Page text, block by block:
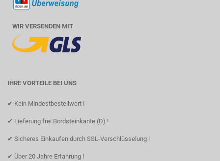
WIR VERSENDEN MIT
IHRE VORTEILE BEI UNS
✔ Kein Mindestbestellwert !
✔ Lieferung frei Bordsteinkante (D) !
✔ Sicheres Einkaufen durch SSL-Verschlüsselung !
✔ Über 20 Jahre Erfahrung !